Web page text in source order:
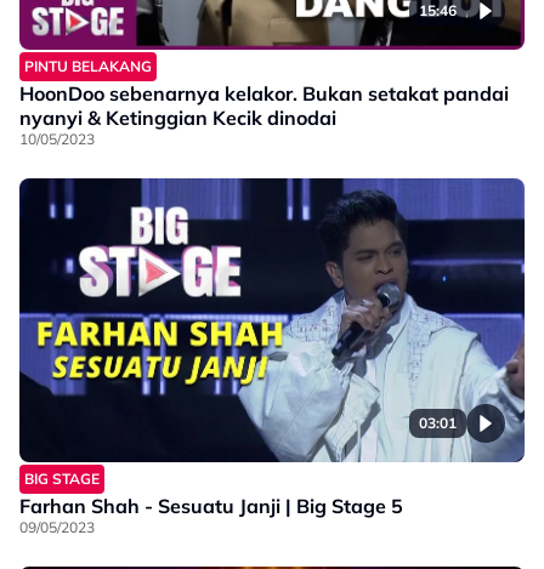
15:46
PINTU BELAKANG
HoonDoo sebenarnya kelakor. Bukan setakat pandai
nyanyi & Ketinggian Kecik dinodai
10/05/2023
03:01
BIG STAGE
Farhan Shah - Sesuatu Janji | Big Stage 5
09/05/2023